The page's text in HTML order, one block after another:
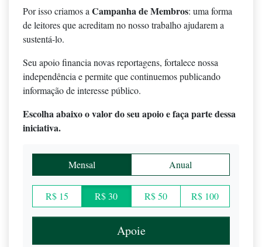
Por isso criamos a Campanha de Membros: uma forma
de leitores que acreditam no nosso trabalho ajudarem a
sustentá-lo.
Seu apoio financia novas reportagens, fortalece nossa
independência e permite que continuemos publicando
informação de interesse público.
Escolha abaixo o valor do seu apoio e faça parte dessa
iniciativa.
Mensal Anual
R$ 15 R$ 30 R$ 50 R$ 100
Apoie